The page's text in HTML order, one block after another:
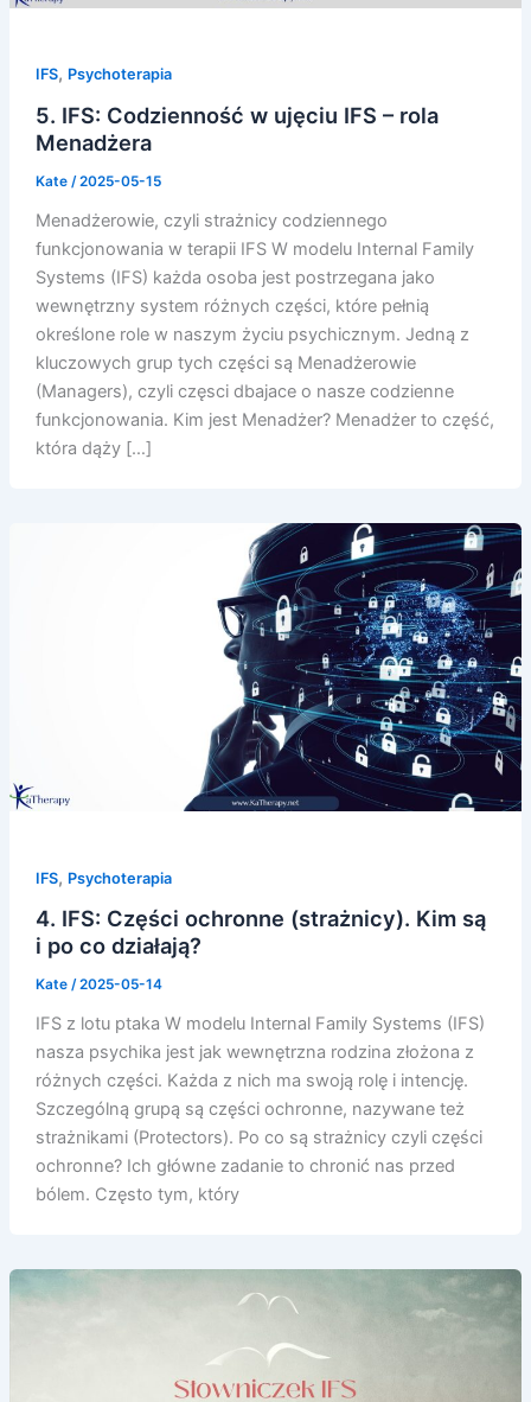
IFS, Psychoterapia
5. IFS: Codzienność w ujęciu IFS – rola
Menadżera
Kate /2025-05-15
Menadżerowie, czyli strażnicy codziennego
funkcjonowania w terapii IFS W modelu Internal Family
Systems (IFS) każda osoba jest postrzegana jako
wewnętrzny system różnych części, które pełnią
określone role w naszym życiu psychicznym. Jedną z
kluczowych grup tych części są Menadżerowie
(Managers), czyli częsci dbajace o nasze codzienne
funkcjonowania. Kim jest Menadżer? Menadżer to część,
która dąży […]
IFS, Psychoterapia
4. IFS: Części ochronne (strażnicy). Kim są
i po co działają?
Kate /2025-05-14
IFS z lotu ptaka W modelu Internal Family Systems (IFS)
nasza psychika jest jak wewnętrzna rodzina złożona z
różnych części. Każda z nich ma swoją rolę i intencję.
Szczególną grupą są części ochronne, nazywane też
strażnikami (Protectors). Po co są strażnicy czyli części
ochronne? Ich główne zadanie to chronić nas przed
bólem. Często tym, który